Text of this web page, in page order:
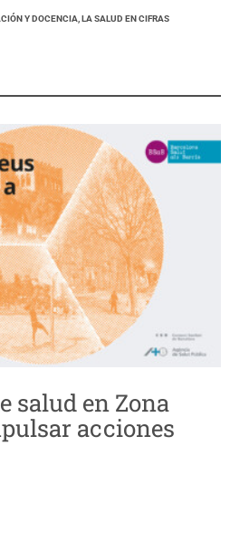
Y DOCENCIA, LA SALUD EN CIFRAS
salud en Zona
acciones